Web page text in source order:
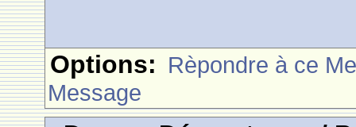
Options: Rèpondre à ce
Message